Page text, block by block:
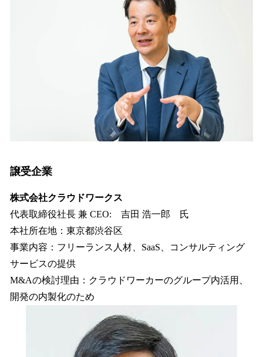
譲受企業
株式会社クラウドワークス
代表取締役社長 兼 CEO: 吉田 浩一郎 氏
本社所在地：東京都渋谷区
事業内容：フリーランス人材、SaaS、コンサルティング
サービスの提供
M&Aの検討理由：クラウドワーカーのグループ内活用、
開発の内製化のため